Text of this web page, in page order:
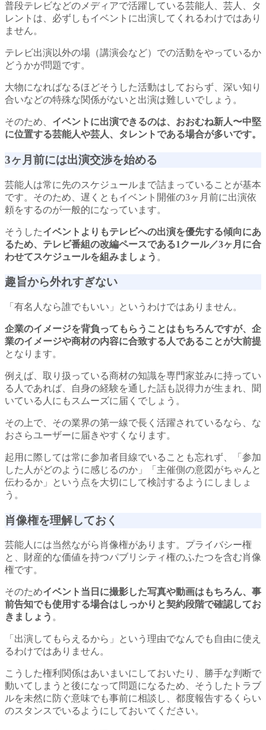
普段テレビなどのメディアで活躍している芸能人、芸人、タ
レントは、必ずしもイベントに出演してくれるわけではあり
ません。
テレビ出演以外の場（講演会など）での活動をやっているか
どうかが問題です。
大物になればなるほどそうした活動はしておらず、深い知り
合いなどの特殊な関係がないと出演は難しいでしょう。
そのため、 イベントに出演できるのは、おおむね新人〜中堅
に位置する芸能人や芸人、タレントである場合が多いです。
3ヶ月前には出演交渉を始める
芸能人は常に先のスケジュールまで詰まっていることが基本
です。そのため、遅くともイベント開催の3ヶ月前に出演依
頼をするのが一般的になっています。
そうしたイベントよりもテレビへの出演を優先する傾向にあ
るため、テレビ番組の改編ペースである1クール／3ヶ月に合
わせてスケジュールを組みましょう 。
趣旨から外れすぎない
「有名人なら誰でもいい」というわけではありません。
企業のイメージを背負ってもらうことはもちろんですが、企
業のイメージや商材の内容に合致する人であることが大前提
となります。
例えば、取り扱っている商材の知識を専門家並みに持ってい
る人であれば、自身の経験を通した話も説得力が生まれ、聞
いている人にもスムーズに届くでしょう。
その上で、その業界の第一線で長く活躍されているなら、な
おさらユーザーに届きやすくなります。
起用に際しては常に参加者目線でいることも忘れず、「参加
した人がどのように感じるのか」「主催側の意図がちゃんと
伝わるか」という点を大切にして検討するようにしましょ
う。
肖像権を理解しておく
芸能人には当然ながら肖像権があります。プライバシー権
と、財産的な価値を持つパブリシティ権のふたつを含む肖像
権です。
そのためイベント当日に撮影した写真や動画はもちろん、事
前告知でも使用する場合はしっかりと契約段階で確認してお
きましょう 。
「出演してもらえるから」という理由でなんでも自由に使え
るわけではありません。
こうした権利関係はあいまいにしておいたり、勝手な判断で
動いてしまうと後になって問題になるため、そうしたトラブ
ルを未然に防ぐ意味でも事前に相談し、都度報告するくらい
のスタンスでいるようにしておいてください。